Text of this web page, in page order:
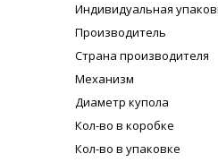
Индивидуальная
Производитель
Страна производителя
Механизм
Диаметр купола
Кол-во в коробке
Кол-во в упаковке